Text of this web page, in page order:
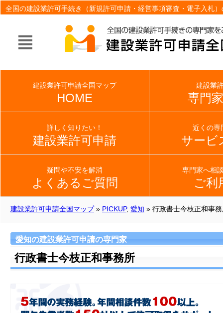
全国の建設業許可手続き（新規許可申請・経営事項審査・電子入札
建設業許可申請全国マップ» PICKUP, 愛知 » 行政書士今枝正和事
愛知の建設業許可申請の専門家
行政書士今枝正和事務所
建設業許可申請全国マップ
HOME
建設業
専門
詳しく知りたい！
建設業許可申請
近くの専
サービ
疑問や不安を解消
よくあるご質問
専門家へ相
ご利